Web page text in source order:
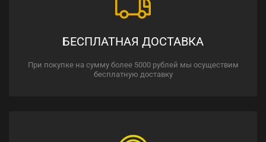
БЕСПЛАТНАЯ ДОСТАВКА
При покупке на сумму более 5000 рублей мы осуществим
бесплатную доставку